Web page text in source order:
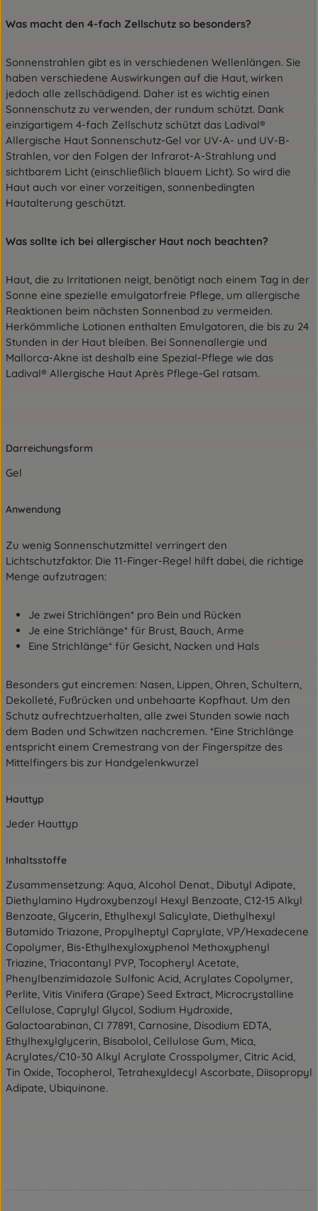
Was macht den 4-fach Zellschutz so besonders?
Sonnenstrahlen gibt es in verschiedenen Wellenlängen. Sie
haben verschiedene Auswirkungen auf die Haut, wirken
jedoch alle zellschädigend. Daher ist es wichtig einen
Sonnenschutz zu verwenden, der rundum schützt. Dank
einzigartigem 4-fach Zellschutz schützt das Ladival®
Allergische Haut Sonnenschutz-Gel vor UV-A- und UV-B-
Strahlen, vor den Folgen der Infrarot-A-Strahlung und
sichtbarem Licht (einschließlich blauem Licht). So wird die
Haut auch vor einer vorzeitigen, sonnenbedingten
Hautalterung geschützt.
Was sollte ich bei allergischer Haut noch beachten?
Haut, die zu Irritationen neigt, benötigt nach einem Tag in der
Sonne eine spezielle emulgatorfreie Pflege, um allergische
Reaktionen beim nächsten Sonnenbad zu vermeiden.
Herkömmliche Lotionen enthalten Emulgatoren, die bis zu 24
Stunden in der Haut bleiben. Bei Sonnenallergie und
Mallorca-Akne ist deshalb eine Spezial-Pflege wie das
Ladival® Allergische Haut Après Pflege-Gel ratsam.
Darreichungsform
Gel
Anwendung
Zu wenig Sonnenschutzmittel verringert den
Lichtschutzfaktor. Die 11-Finger-Regel hilft dabei, die richtige
Menge aufzutragen:
Je zwei Strichlängen* pro Bein und Rücken
Je eine Strichlänge* für Brust, Bauch, Arme
Eine Strichlänge* für Gesicht, Nacken und Hals
Besonders gut eincremen: Nasen, Lippen, Ohren, Schultern,
Dekolleté, Fußrücken und unbehaarte Kopfhaut. Um den
Schutz aufrechtzuerhalten, alle zwei Stunden sowie nach
dem Baden und Schwitzen nachcremen. *Eine Strichlänge
entspricht einem Cremestrang von der Fingerspitze des
Mittelfingers bis zur Handgelenkwurzel
Hauttyp
Jeder Hauttyp
Inhaltsstoffe
Zusammensetzung: Aqua, Alcohol Denat., Dibutyl Adipate,
Diethylamino Hydroxybenzoyl Hexyl Benzoate, C12-15 Alkyl
Benzoate, Glycerin, Ethylhexyl Salicylate, Diethylhexyl
Butamido Triazone, Propylheptyl Caprylate, VP/Hexadecene
Copolymer, Bis-Ethylhexyloxyphenol Methoxyphenyl
Triazine, Triacontanyl PVP, Tocopheryl Acetate,
Phenylbenzimidazole Sulfonic Acid, Acrylates Copolymer,
Perlite, Vitis Vinifera (Grape) Seed Extract, Microcrystalline
Cellulose, Caprylyl Glycol, Sodium Hydroxide,
Galactoarabinan, CI 77891, Carnosine, Disodium EDTA,
Ethylhexylglycerin, Bisabolol, Cellulose Gum, Mica,
Acrylates/C10-30 Alkyl Acrylate Crosspolymer, Citric Acid,
Tin Oxide, Tocopherol, Tetrahexyldecyl Ascorbate, Diisopropyl
Adipate, Ubiquinone.